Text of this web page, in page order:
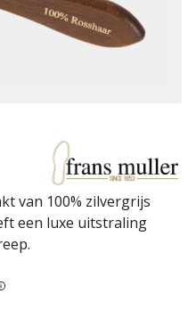
van 100% zilvergrijs
een luxe uitstraling